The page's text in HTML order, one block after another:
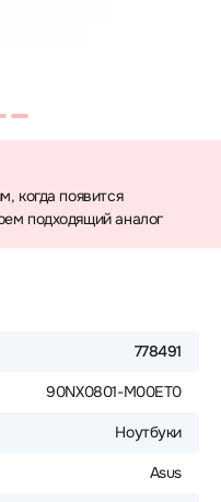
когда появится
подходящий аналог
778491
90NX0801-M00ET0
Ноутбуки
Asus